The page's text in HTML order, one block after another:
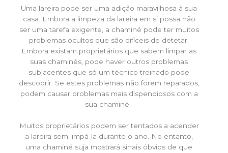
Uma lareira pode ser uma adição maravilhosa à sua
casa. Embora a limpeza da lareira em si possa não
ser uma tarefa exigente, a chaminé pode ter muitos
problemas ocultos que são difíceis de detetar.
Embora existam proprietários que sabem limpar as
suas chaminés, pode haver outros problemas
subjacentes que só um técnico treinado pode
descobrir. Se estes problemas não forem reparados,
podem causar problemas mais dispendiosos com a
sua chaminé.
Muitos proprietários podem ser tentados a acender
a lareira sem limpá-la durante o ano. No entanto,
uma chaminé suja mostrará sinais óbvios de que